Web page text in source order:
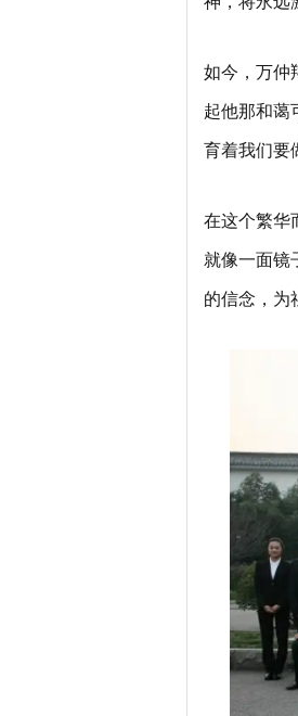
如今，万仲
起他那和蔼
育着我们要
在这个繁华
就像一面镜
的信念，为